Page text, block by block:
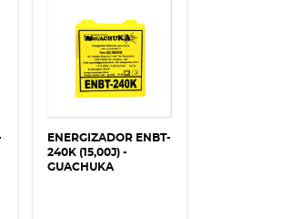
ENERGIZADOR ENBT-
240K (15,00J) -
GUACHUKA